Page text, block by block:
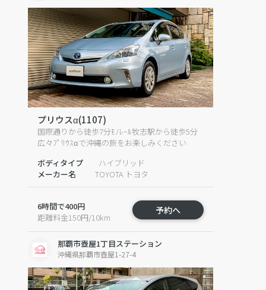
プリウスα(1107)
国際通りから徒歩7分ﾓﾉﾚｰﾙ牧志駅から徒歩5分
広々ﾌﾟﾘｳｽαで沖縄の旅をお楽しみください
ボディタイプ
メーカー名
ハイブリッド
TOYOTA トヨタ
6時間で400円
距離料金150円/10km
予約へ
那覇市壺屋1丁目ステーション
沖縄県那覇市壺屋1-27-4